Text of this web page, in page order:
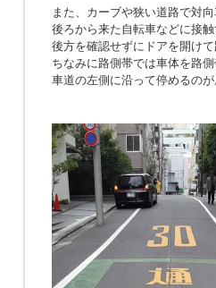
また、カーブや狭い道路で対
後ろから来た自転車などに接
後方を確認せずにドアを開け
ちなみに路側帯では車体を路
車道の左側に沿って停めるのが